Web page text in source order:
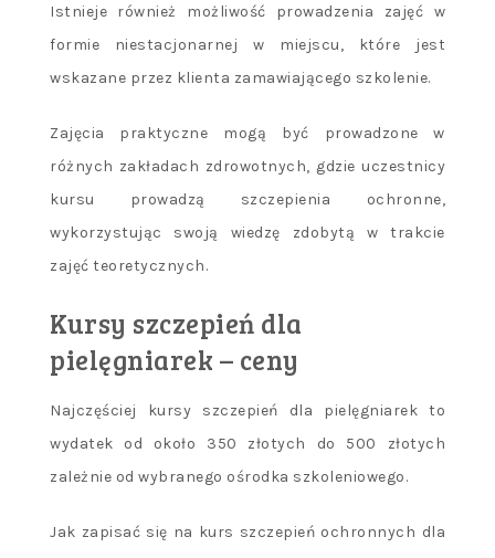
Istnieje również możliwość prowadzenia zajęć w
formie niestacjonarnej w miejscu, które jest
wskazane przez klienta zamawiającego szkolenie.
Zajęcia praktyczne mogą być prowadzone w
różnych zakładach zdrowotnych, gdzie uczestnicy
kursu prowadzą szczepienia ochronne,
wykorzystując swoją wiedzę zdobytą w trakcie
zajęć teoretycznych.
Kursy szczepień dla
pielęgniarek – ceny
Najczęściej kursy szczepień dla pielęgniarek to
wydatek od około 350 złotych do 500 złotych
zależnie od wybranego ośrodka szkoleniowego.
Jak zapisać się na kurs szczepień ochronnych dla